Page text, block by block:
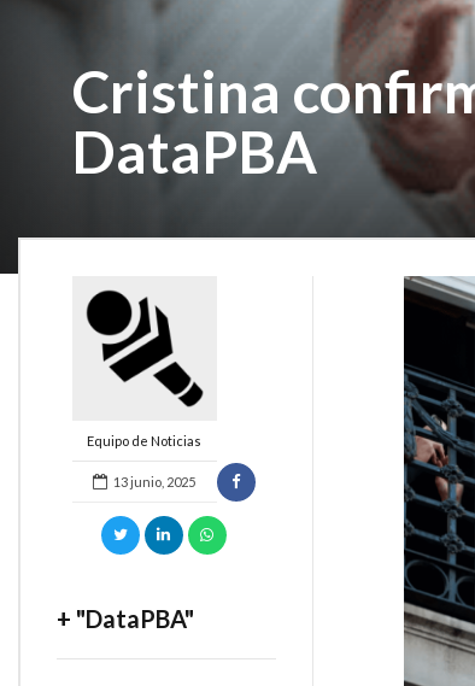
Cristina
DataPBA
Equipo de Noticias
13 junio, 2025
+ "DataPBA"